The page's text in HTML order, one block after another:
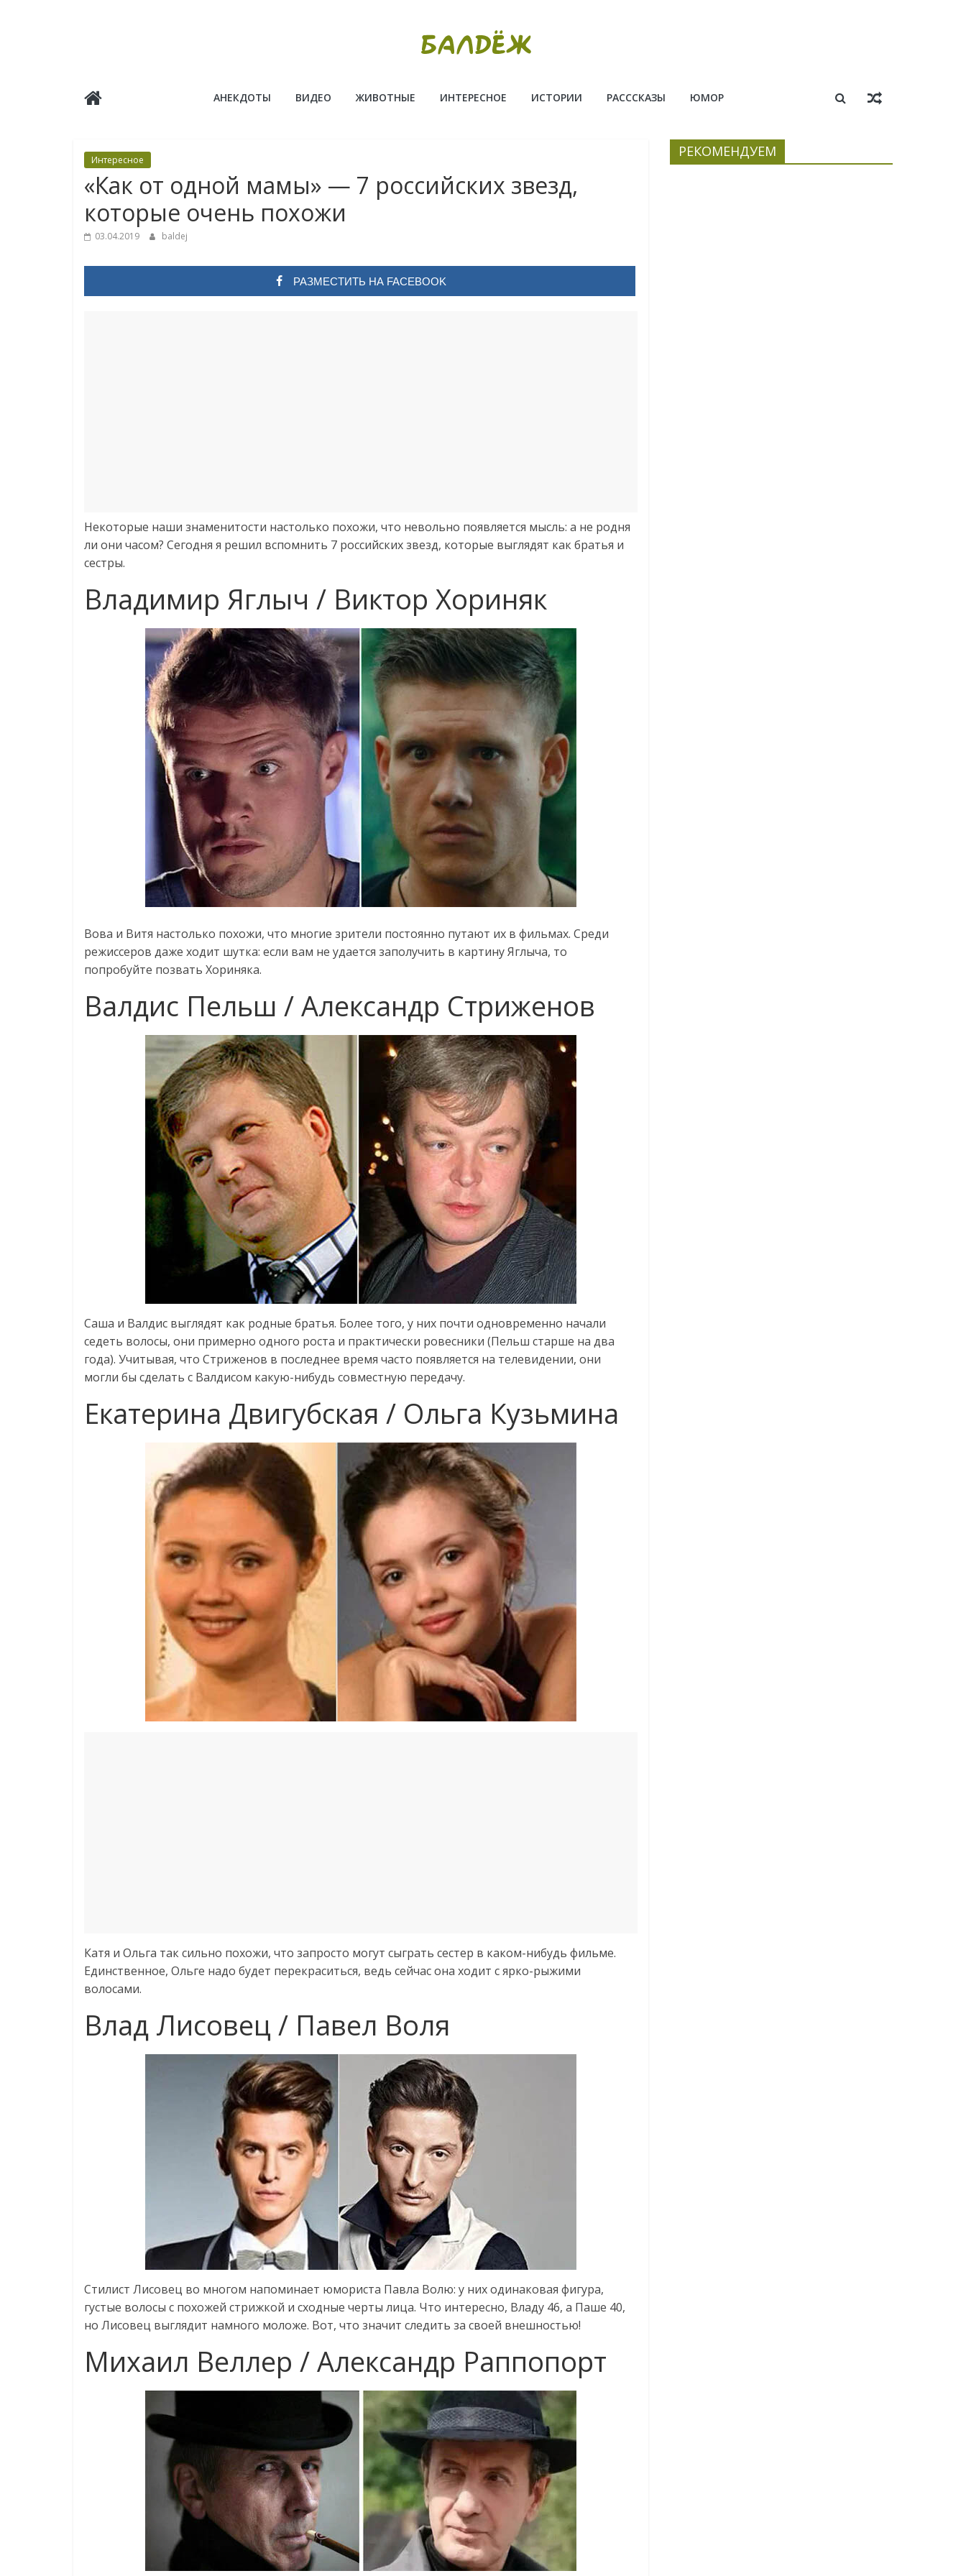
Балдёж АНЕКДОТЫ ВИДЕО ЖИВОТНЫЕ ИНТЕРЕСНОЕ ИСТОРИИ РАСССКАЗЫ ЮМОР
Интересное
«Как от одной мамы» — 7 российских звезд,
которые очень похожи
03.04.2019 baldej
РАЗМЕСТИТЬ НА FACEBOOK
Некоторые наши знаменитости настолько похожи, что невольно появляется мысль: а не родня
ли они часом? Сегодня я решил вспомнить 7 российских звезд, которые выглядят как братья и
сестры.
Владимир Яглыч / Виктор Хориняк
Вова и Витя настолько похожи, что многие зрители постоянно путают их в фильмах. Среди
режиссеров даже ходит шутка: если вам не удается заполучить в картину Яглыча, то
попробуйте позвать Хориняка.
Валдис Пельш / Александр Стриженов
Саша и Валдис выглядят как родные братья. Более того, у них почти одновременно начали
седеть волосы, они примерно одного роста и практически ровесники (Пельш старше на два
года). Учитывая, что Стриженов в последнее время часто появляется на телевидении, они
могли бы сделать с Валдисом какую-нибудь совместную передачу.
Екатерина Двигубская / Ольга Кузьмина
Катя и Ольга так сильно похожи, что запросто могут сыграть сестер в каком-нибудь фильме.
Единственное, Ольге надо будет перекраситься, ведь сейчас она ходит с ярко-рыжими
волосами.
Влад Лисовец / Павел Воля
Стилист Лисовец во многом напоминает юмориста Павла Волю: у них одинаковая фигура,
густые волосы с похожей стрижкой и сходные черты лица. Что интересно, Владу 46, а Паше 40,
но Лисовец выглядит намного моложе. Вот, что значит следить за своей внешностью!
Михаил Веллер / Александр Раппопорт
РЕКОМЕНДУЕМ